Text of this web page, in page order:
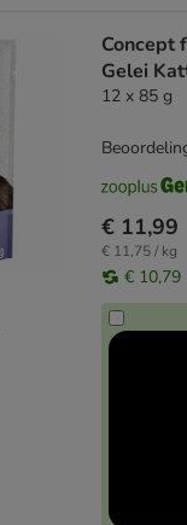
Concept
Gelei
12 x 85 g
€ 11,99
€ 11,75 / kg
€ 10,79